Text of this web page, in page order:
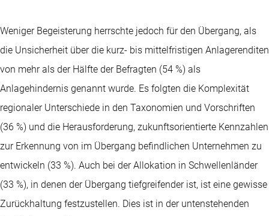
Weniger Begeisterung herrschte jedoch für den Übergang, als
die Unsicherheit über die kurz- bis mittelfristigen Anlagerenditen
von mehr als der Hälfte der Befragten (54 %) als
Anlagehindernis genannt wurde. Es folgten die Komplexität
regionaler Unterschiede in den Taxonomien und Vorschriften
(36 %) und die Herausforderung, zukunftsorientierte Kennzahlen
zur Erkennung von im Übergang befindlichen Unternehmen zu
entwickeln (33 %). Auch bei der Allokation in Schwellenländer
(33 %), in denen der Übergang tiefgreifender ist, ist eine gewisse
Zurückhaltung festzustellen. Dies ist in der untenstehenden